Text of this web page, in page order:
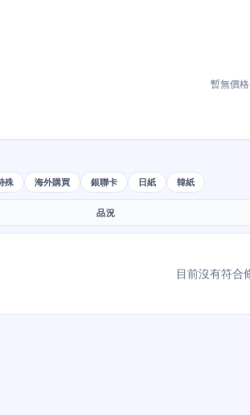
暫無價
殊 海外購買 銀聯卡 日紙 韓紙
品況
目前沒有符合